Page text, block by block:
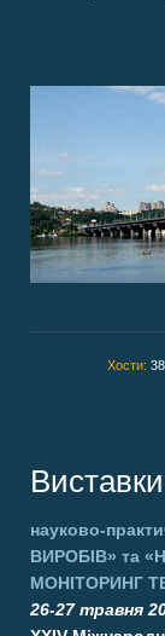
Хости:
науково-
ВИРОБІВ» та
МОНІТОРИНГ
26-27 травня